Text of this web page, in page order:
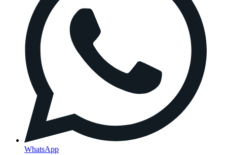
WhatsApp